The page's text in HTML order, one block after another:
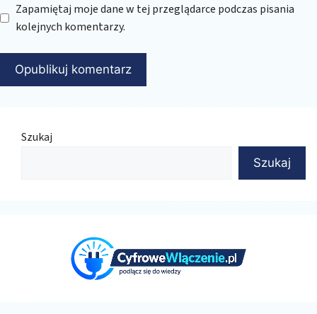
Zapamiętaj moje dane w tej przeglądarce podczas pisania
kolejnych komentarzy.
Szukaj
Szukaj